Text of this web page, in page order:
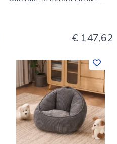
€ 147,62